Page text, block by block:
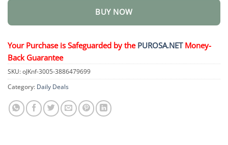
BUY NOW
Your Purchase is Safeguarded by the PUROSA.NETMoney-
Back Guarantee
SKU:oJKnf-3005-3886479699
Category: Daily Deals